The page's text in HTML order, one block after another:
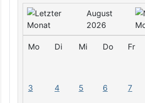
August
2026
Mo Di Mi Do Fr
3 4 5 6 7